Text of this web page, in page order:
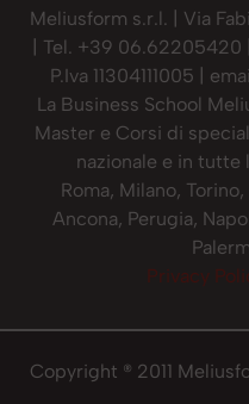
Meliusform s.r.l. | Via
| Tel. +39
P.Iva 11304111005 |
La Business School
Master e Corsi di
nazionale e in
Roma, Milano,
Ancona, Perugia,
Privacy
Copyright ® 2011